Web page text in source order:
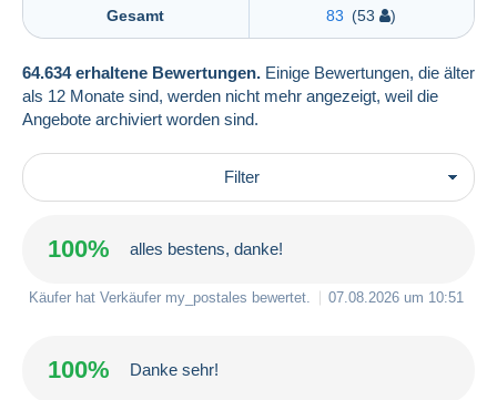
Gesamt 83 (53 )
64.634 erhaltene Bewertungen. Einige Bewertungen, die älter
als 12 Monate sind, werden nicht mehr angezeigt, weil die
Angebote archiviert worden sind.
Filter
100% alles bestens, danke!
Käufer hat Verkäufer my_postales bewertet. 07.08.2026 um 10:51
100% Danke sehr!